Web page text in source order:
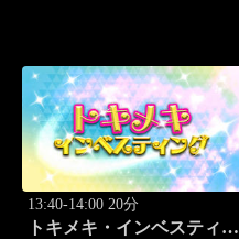
13:40-14:00 20分
トキメキ・インベスティン